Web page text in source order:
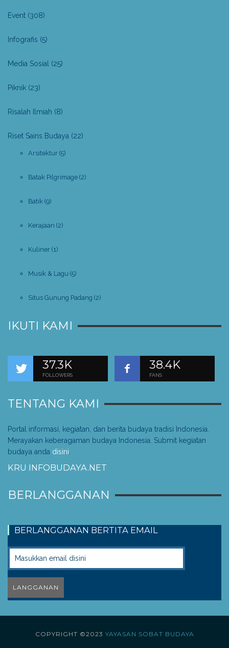
Event (308)
Infografis (5)
Media Sosial (25)
Piknik (23)
Risalah Ilmiah (8)
Riset Sains Budaya (22)
Arsitektur (5)
Batak Pilgrimage (2)
Batik (9)
Kerajaan (2)
Kuliner (1)
Musik & Lagu (5)
Situs Gunung Padang (2)
IKUTI KAMI
37.3K
FOLLOWERS
38.4K
FANS
TENTANG KAMI
Portal informasi, kegiatan, dan berita budaya tradisi Indonesia.
Merayakan keberagaman budaya Indonesia. Submit kegiatan
budaya anda disini.
KRU INFOBUDAYA.NET
BERLANGGANAN
BERLANGGANAN BERTITA EMAIL
COPYRIGHT ©2023 YAYASAN SOBAT BUDAYA